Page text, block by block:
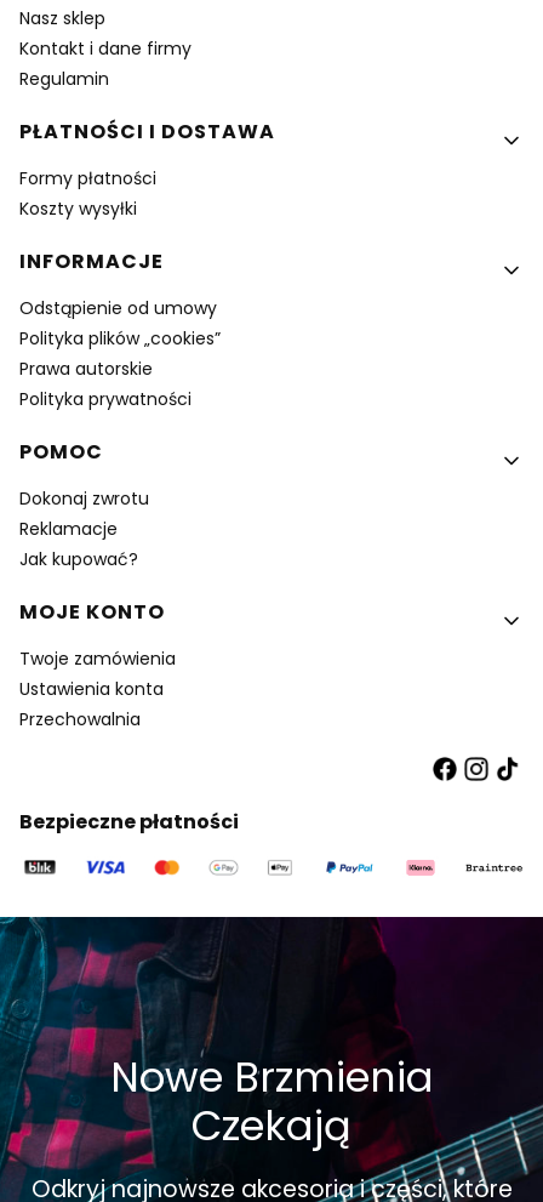
Nasz sklep
Kontakt i dane firmy
Regulamin
PŁATNOŚCI I DOSTAWA
Formy płatności
Koszty wysyłki
INFORMACJE
Odstąpienie od umowy
Polityka plików „cookies”
Prawa autorskie
Polityka prywatności
POMOC
Dokonaj zwrotu
Reklamacje
Jak kupować?
MOJE KONTO
Twoje zamówienia
Ustawienia konta
Przechowalnia
Bezpieczne płatności
Nowe Brzmienia
Czekają
Odkryj najnowsze akcesoria i części, które